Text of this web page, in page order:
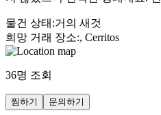
물건 상태 :거의 새것
희망 거래 장소:, Cerritos
36명 조회
찜하기 문의하기